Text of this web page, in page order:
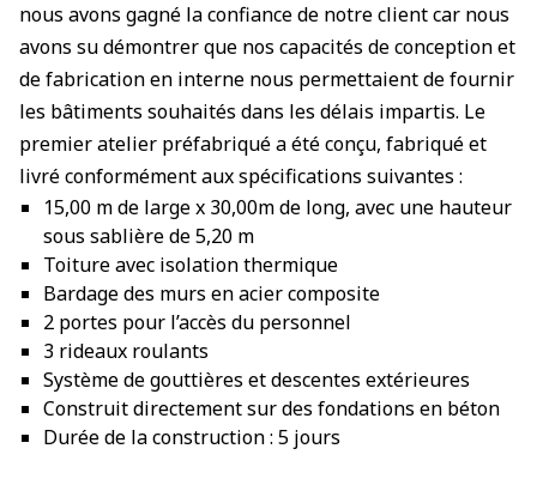
nous avons gagné la confiance de notre client car nous
avons su démontrer que nos capacités de conception et
de fabrication en interne nous permettaient de fournir
les bâtiments souhaités dans les délais impartis. Le
premier atelier préfabriqué a été conçu, fabriqué et
livré conformément aux spécifications suivantes :
15,00 m de large x 30,00m de long, avec une hauteur
sous sablière de 5,20 m
Toiture avec isolation thermique
Bardage des murs en acier composite
2 portes pour l’accès du personnel
3 rideaux roulants
Système de gouttières et descentes extérieures
Construit directement sur des fondations en béton
Durée de la construction : 5 jours